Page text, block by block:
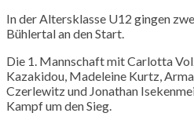
In der Altersklasse U12 gingen
Bühlertal an den Start.
Die 1. Mannschaft mit Carlotta
Kazakidou, Madeleine Kurtz,
Czerlewitz und Jonathan
Kampf um den Sieg.